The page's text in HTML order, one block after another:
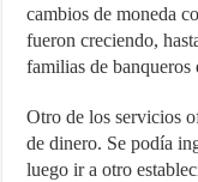
cambios de moneda
fueron creciendo,
familias de
Otro de los servicios
de dinero. Se podía
luego ir a otro